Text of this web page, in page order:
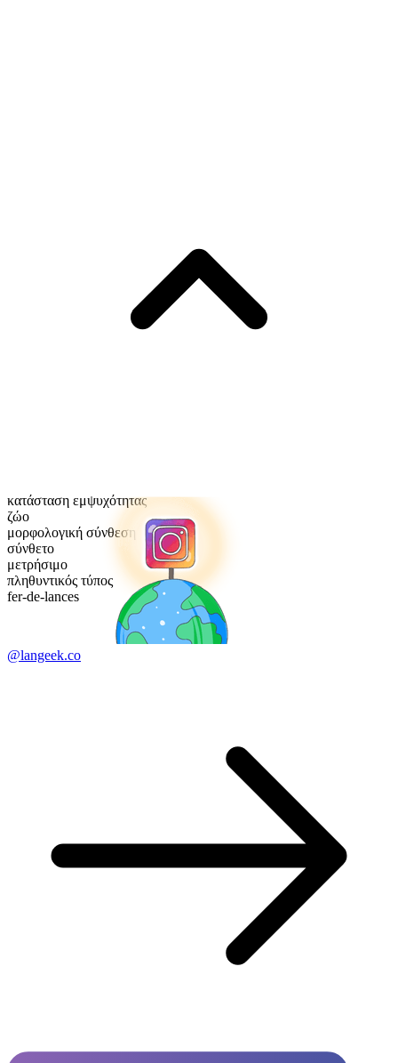
κατάσταση εμψυχότητας
ζώο
μορφολογική σύνθεση
σύνθετο
μετρήσιμο
πληθυντικός τύπος
fer-de-lances
@langeek.co